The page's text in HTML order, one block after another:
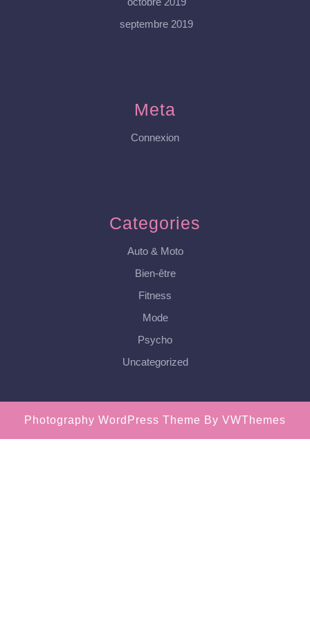
septembre 2019
Meta
Connexion
Categories
Auto & Moto
Bien-être
Fitness
Mode
Psycho
Uncategorized
Photography WordPress Theme By VWThemes